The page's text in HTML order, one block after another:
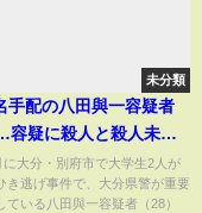
未分類
手配の八田與一容疑者
容疑に殺人と殺人未遂
分・別府市の大学生2
き逃げ
に大分・別府市で大学生2人が
き逃げ事件で、大分県警が重要
ている八田與一容疑者（28）